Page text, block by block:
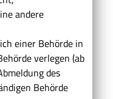
andere
einer Behörde in
verlegen (ab
des
Behörde